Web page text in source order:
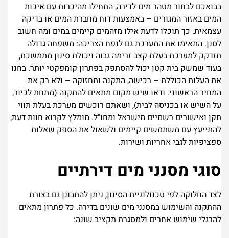
בבואכם לבחור מטהר מים לדירה, התחילו מהיכרות עם איכות
המים באזור המגורים – באמצעות דוח מחברת המים או בדיקה
עצמאית. כך תוכלו לדעת אילו מזהמים קיימים במים ומה חשוב
לסנן. התאימו את המערכת גם לנפח הצריכה: משפחה גדולה
תזדקק למערכת בעלת קצב זרימה גבוה ויכולת סינון מתמשכת,
בעוד שמשק בית קטן יכול להסתפק בפתרון קומפקטי יותר. בחנו
את העלות הכוללת – רכישה, התקנה ותחזוקה – ולא רק את
המחיר הראשוני. ודאו שיש מקום מתאים להתקנה (מתחת לכיור,
על השיש או בכניסה לבית), ושאתם רוכשים מערכת בעלת תווי
תקן ואישורים רשמיים מישראל ומחו"ל. מומלץ לקרוא חוות דעת,
להתייעץ עם משתמשים קיימים ולשאול את הספק שאלות
ספציפיות לגבי אחריות ושירות.
סוגי מסנני מים דירתיים
לצד החלוקה לפי טכנולוגיית הסינון, ניתן להתבונן גם בצורת
ההתקנה והשימוש במסנני מים שונים בדירה. כל פתרון מתאים
להרגלי שימוש אחרים ולמסגרת תקציב שונה: